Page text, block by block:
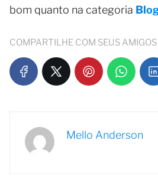
bom quanto na categoria
COMPARTILHE COM SEUS AMIGOS
Mello Anderson